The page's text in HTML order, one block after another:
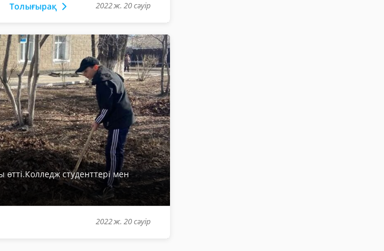
Толығырақ 2022 ж. 20 сәуір
студенттері мен
2022 ж. 20 сәуір